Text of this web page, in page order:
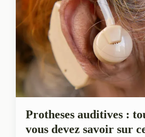
Protheses auditives :
vous devez savoir sur